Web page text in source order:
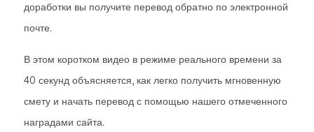
доработки вы получите перевод обратно по электронной
почте.
В этом коротком видео в режиме реального времени за
40 секунд объясняется, как легко получить мгновенную
смету и начать перевод с помощью нашего отмеченного
наградами сайта.